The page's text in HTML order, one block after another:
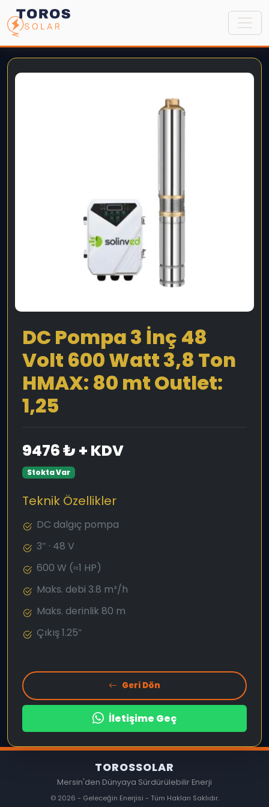
DC Pompa 3 İnç 48
Volt 600 Watt 3,8 Ton
HMAX: 80 mt Outlet:
1,25
9476 ₺ + KDV
Stokta Var
Teknik Özellikler
DC dalgıç pompa
3″ · 48 V
600 W (≈1 HP)
Maks. debi 3.8 m³/h
Maks. derinlik 80 m
Çıkış 1.25″
Geri Dön
İletişime Geç
TOROSSOLAR
Mersin'den Dünyaya Sürdürülebilir Enerji
© 2026 - Geleceğin Enerjisi - Tüm Hakları Saklıdır.